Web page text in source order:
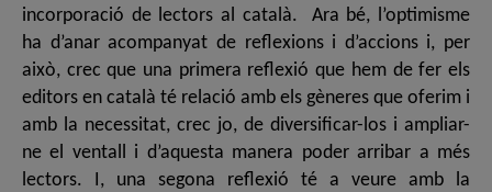
incorporació de lectors al català. Ara bé, l’optimisme
ha d’anar acompanyat de reflexions i d’accions i, per
això, crec que una primera reflexió que hem de fer els
editors en català té relació amb els gèneres que oferim i
amb la necessitat, crec jo, de diversificar-los i ampliar-
ne el ventall i d’aquesta manera poder arribar a més
lectors. I, una segona reflexió té a veure amb la